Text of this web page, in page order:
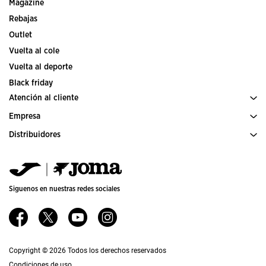
Magazine
Rebajas
Outlet
Vuelta al cole
Vuelta al deporte
Black friday
Atención al cliente
Condiciones de compra
Transporte y entrega
Guía de tallas
Preguntas frecuentes
Contacto
Empresa
Historia
Política de calidad y medio ambiente
Accesibilidad
Canal ético
Distribuidores
Jomanet
Área marketing
Afiliados
Siguenos en nuestras redes sociales
Copyright © 2026 Todos los derechos reservados